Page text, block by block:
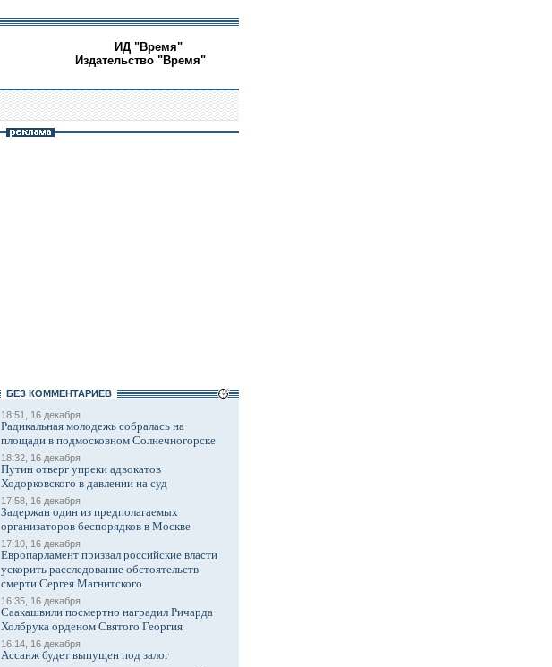
ИД "Время"
Издательство "Время"
БЕЗ КОМMЕНТАРИЕВ
18:51, 16 декабря
Радикальная молодежь собралась на
площади в подмосковном Солнечногорске
18:32, 16 декабря
Путин отверг упреки адвокатов
Ходорковского в давлении на суд
17:58, 16 декабря
Задержан один из предполагаемых
организаторов беспорядков в Москве
17:10, 16 декабря
Европарламент призвал российские власти
ускорить расследование обстоятельств
смерти Сергея Магнитского
16:35, 16 декабря
Саакашвили посмертно наградил Ричарда
Холбрука орденом Святого Георгия
16:14, 16 декабря
Ассанж будет выпущен под залог